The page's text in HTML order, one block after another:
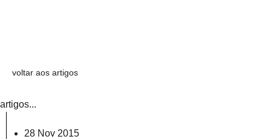
voltar aos artigos
artigos...
28 Nov 2015